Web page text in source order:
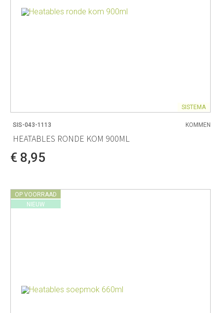
SISTEMA
SIS-043-1113 KOMMEN
HEATABLES RONDE KOM 900ML
€ 8,95
OP VOORRAAD
NIEUW